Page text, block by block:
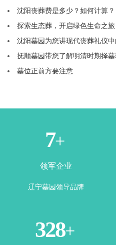
沈阳丧葬费是多少？如何计算？
探索生态葬，开启绿色生命之旅
沈阳墓园为您讲现代丧葬礼仪
抚顺墓园带您了解明清时期择
墓位正前方要注意
2+
领军企业
辽宁墓园领导品牌
360+